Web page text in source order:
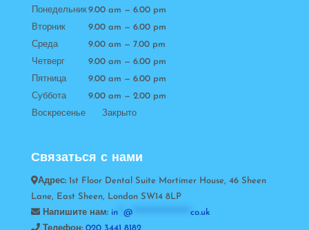
Понедельник9.00 am — 6.00 pm
Вторник
9.00 am — 6.00 pm
Среда
9.00 am — 7.00 pm
Четверг
9.00 am — 6.00 pm
Пятница
9.00 am — 6.00 pm
Суббота
9.00 am — 2.00 pm
Воскресенье Закрыто
Связаться с нами
Адрес:1st Floor Dental Suite Mortimer House, 46 Sheen
Lane, East Sheen, London SW14 8LP
Напишите нам: in** @********************* co.uk
Телефон: 020 3441 8182